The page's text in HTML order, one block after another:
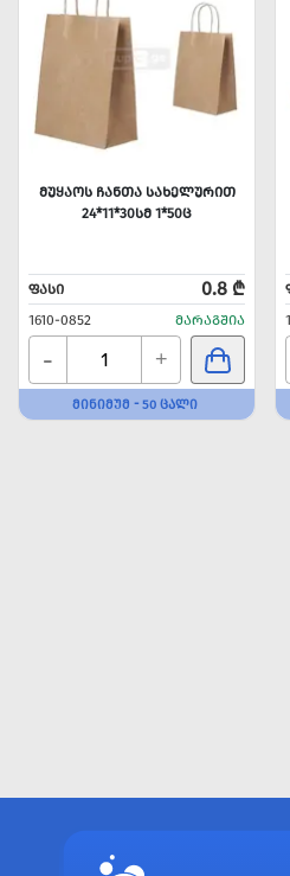
ᲛᲣᲧᲐᲝᲡ ᲩᲐᲜᲗᲐ ᲡᲐᲮᲔᲚᲣᲠᲘᲗ
24*11*30ᲡᲛ 1*50Ც
ᲤᲐᲡᲘ 0.8 ₾
1610-0852 ᲛᲐᲠᲐᲒᲨᲘᲐ
- +
ᲛᲘᲜᲘᲛᲣᲛ - 50 ᲪᲐᲚᲘ